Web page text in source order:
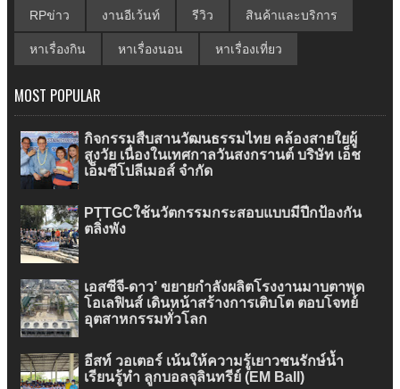
RPข่าว งานอีเว้นท์ รีวิว สินค้าและบริการ
หาเรื่องกิน หาเรื่องนอน หาเรื่องเที่ยว
MOST POPULAR
กิจกรรมสืบสานวัฒนธรรมไทย คล้องสายใยผู้
สูงวัย เนื่องในเทศกาลวันสงกรานต์ บริษัท เอ็ช
เอ็มซีโปลีเมอส์ จำกัด
PTTGCใช้นวัตกรรมกระสอบแบบมีปีกป้องกัน
ตลิ่งพัง
เอสซีจี-ดาว’ ขยายกำลังผลิตโรงงานมาบตาพุด
โอเลฟินส์ เดินหน้าสร้างการเติบโต ตอบโจทย์
อุตสาหกรรมทั่วโลก
อีสท์ วอเตอร์ เน้นให้ความรู้เยาวชนรักษ์น้ำ
เรียนรู้ทำ ลูกบอลจุลินทรีย์ (EM Ball)